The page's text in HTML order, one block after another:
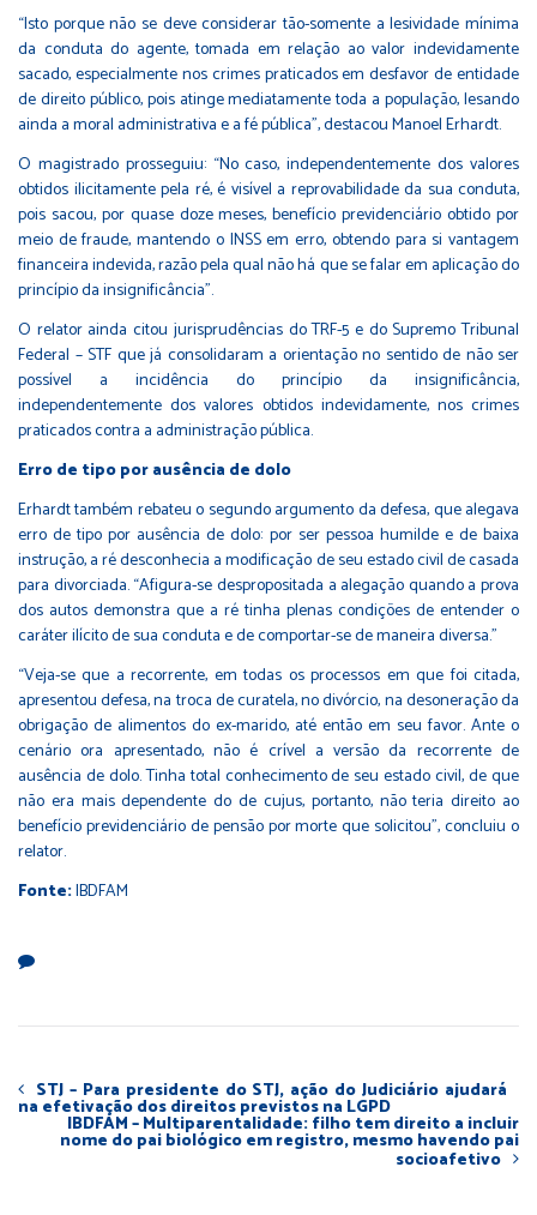
“Isto porque não se deve considerar tão-somente a lesividade mínima
da conduta do agente, tomada em relação ao valor indevidamente
sacado, especialmente nos crimes praticados em desfavor de entidade
de direito público, pois atinge mediatamente toda a população, lesando
ainda a moral administrativa e a fé pública”, destacou Manoel Erhardt.
O magistrado prosseguiu: “No caso, independentemente dos valores
obtidos ilicitamente pela ré, é visível a reprovabilidade da sua conduta,
pois sacou, por quase doze meses, benefício previdenciário obtido por
meio de fraude, mantendo o INSS em erro, obtendo para si vantagem
financeira indevida, razão pela qual não há que se falar em aplicação do
princípio da insignificância”.
O relator ainda citou jurisprudências do TRF-5 e do Supremo Tribunal
Federal – STF que já consolidaram a orientação no sentido de não ser
possível a incidência do princípio da insignificância,
independentemente dos valores obtidos indevidamente, nos crimes
praticados contra a administração pública.
Erro de tipo por ausência de dolo
Erhardt também rebateu o segundo argumento da defesa, que alegava
erro de tipo por ausência de dolo: por ser pessoa humilde e de baixa
instrução, a ré desconhecia a modificação de seu estado civil de casada
para divorciada. “Afigura-se despropositada a alegação quando a prova
dos autos demonstra que a ré tinha plenas condições de entender o
caráter ilícito de sua conduta e de comportar-se de maneira diversa.”
“Veja-se que a recorrente, em todas os processos em que foi citada,
apresentou defesa, na troca de curatela, no divórcio, na desoneração da
obrigação de alimentos do ex-marido, até então em seu favor. Ante o
cenário ora apresentado, não é crível a versão da recorrente de
ausência de dolo. Tinha total conhecimento de seu estado civil, de que
não era mais dependente do de cujus, portanto, não teria direito ao
benefício previdenciário de pensão por morte que solicitou”, concluiu o
relator.
Fonte:IBDFAM
STJ – Para presidente do STJ, ação do Judiciário ajudará
na efetivação dos direitos previstos na LGPD
IBDFAM – Multiparentalidade: filho tem direito a incluir
nome do pai biológico em registro, mesmo havendo pai
socioafetivo